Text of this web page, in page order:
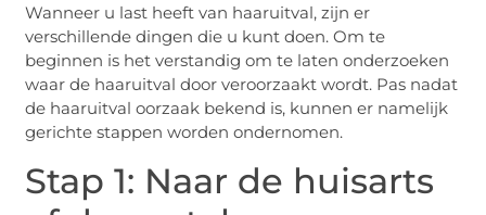
Wanneer u last heeft van haaruitval, zijn er
verschillende dingen die u kunt doen. Om te
beginnen is het verstandig om te laten onderzoeken
waar de haaruitval door veroorzaakt wordt. Pas nadat
de haaruitval oorzaak bekend is, kunnen er namelijk
gerichte stappen worden ondernomen.
Stap 1: Naar de huisarts